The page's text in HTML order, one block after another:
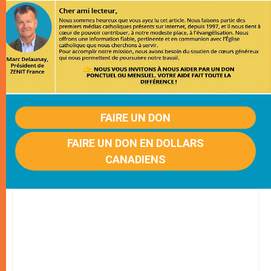
FAIRE UN DON
FAIRE UN DON EN DOLLARS
CANADIENS